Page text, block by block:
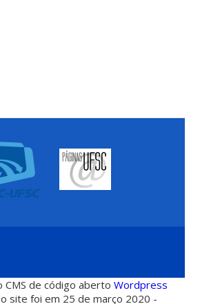
CMS de código abertoWordpress
site foi em 25 de março 2020 -